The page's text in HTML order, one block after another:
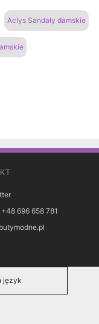
Aclys Sandały damskie
696 658 781
język